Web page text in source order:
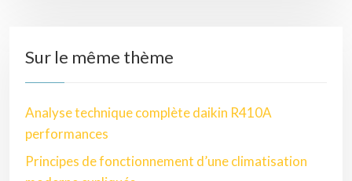
Sur le même thème
Analyse technique complète daikin R410A
performances
Principes de fonctionnement d’une climatisation